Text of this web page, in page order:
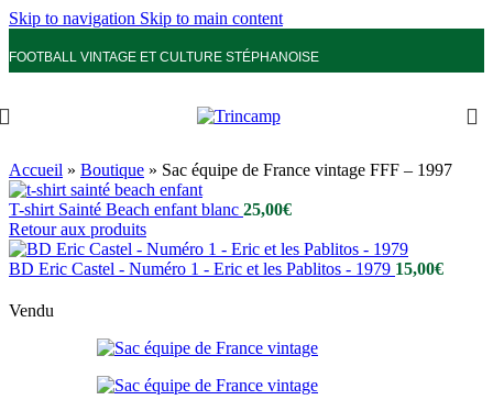
Skip to navigation Skip to main content
FOOTBALL VINTAGE ET CULTURE STÉPHANOISE
Accueil » Boutique » Sac équipe de France vintage FFF – 1997
T-shirt Sainté Beach enfant blanc 25,00€
Retour aux produits
BD Eric Castel - Numéro 1 - Eric et les Pablitos - 1979 15,00€
Vendu